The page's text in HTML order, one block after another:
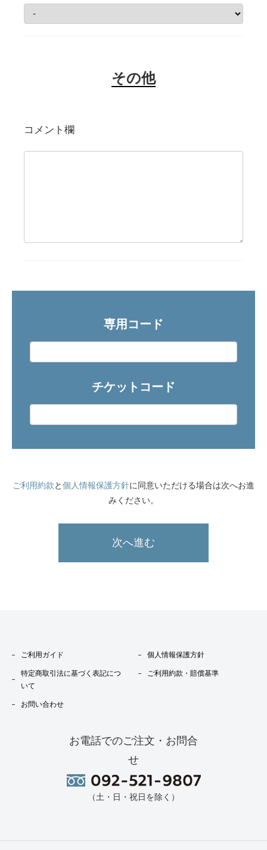
その他
コメント欄
専用コード
チケットコード
ご利用約款 と 個人情報保護方針に同意いただける場合は次へお進
みください。
ご利用ガイド 個人情報保護方針
特定商取引法に基づく表記につ
いて
ご利用約款・賠償基準
お問い合わせ
お電話でのご注文・お問合
せ
（土・日・祝日を除く）